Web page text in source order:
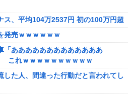
ー堀さん、対面で高須幹弥にブチギレ
やく『奇乳』に気付くｗｗｗｗ
数えてれば終わるでな」と押し倒され
ｗｗｗｗｗ
できる…一体何が起きてるんだ？ｗｗ
ス、平均104万2537円 初の100万円超
発売ｗｗｗｗｗｗ
「あああああああああああああ
れｗｗｗｗｗｗｗｗｗｗ
した人、間違った行動だと言われてし